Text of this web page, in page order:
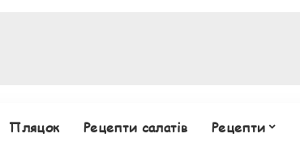
Пляцок Рецепти салатів Рецепти